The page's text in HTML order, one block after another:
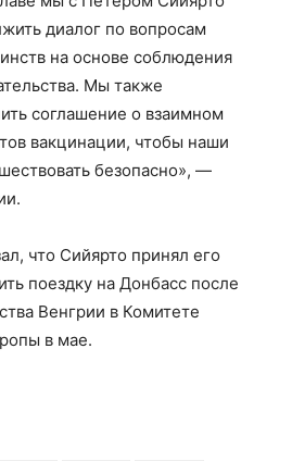
диалог по вопросам
на основе соблюдения
Мы также
соглашение о взаимном
вакцинации, чтобы наши
безопасно», —
что Сийярто принял его
поездку на Донбасс после
Венгрии в Комитете
в мае.